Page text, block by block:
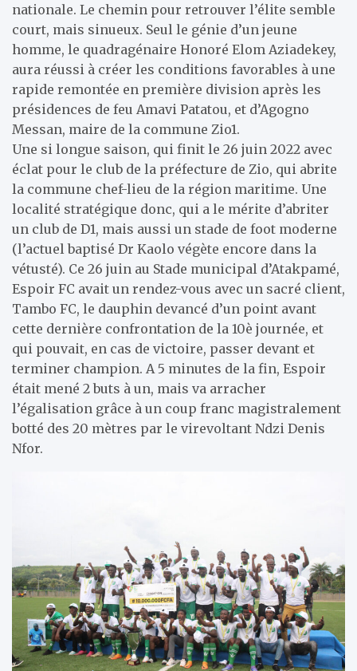
nationale. Le chemin pour retrouver l’élite semble
court, mais sinueux. Seul le génie d’un jeune
homme, le quadragénaire Honoré Elom Aziadekey,
aura réussi à créer les conditions favorables à une
rapide remontée en première division après les
présidences de feu Amavi Patatou, et d’Agogno
Messan, maire de la commune Zio1.
Une si longue saison, qui finit le 26 juin 2022 avec
éclat pour le club de la préfecture de Zio, qui abrite
la commune chef-lieu de la région maritime. Une
localité stratégique donc, qui a le mérite d’abriter
un club de D1, mais aussi un stade de foot moderne
(l’actuel baptisé Dr Kaolo végète encore dans la
vétusté). Ce 26 juin au Stade municipal d’Atakpamé,
Espoir FC avait un rendez-vous avec un sacré client,
Tambo FC, le dauphin devancé d’un point avant
cette dernière confrontation de la 10è journée, et
qui pouvait, en cas de victoire, passer devant et
terminer champion. A 5 minutes de la fin, Espoir
était mené 2 buts à un, mais va arracher
l’égalisation grâce à un coup franc magistralement
botté des 20 mètres par le virevoltant Ndzi Denis
Nfor.